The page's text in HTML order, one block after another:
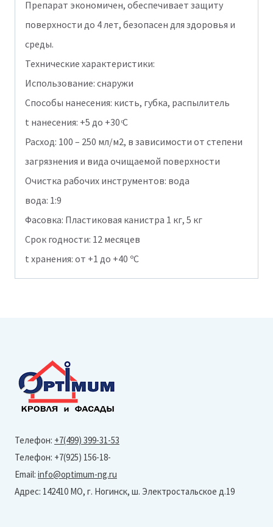
Препарат экономичен, обеспечивает защиту
поверхности до 4 лет, безопасен для здоровья и
среды.
Технические характеристики:
Использование: снаружи
Способы нанесения: кисть, губка, распылитель
t нанесения: +5 до +30 ͦС
Расход: 100 – 250 мл/м2, в зависимости от степени
загрязнения и вида очищаемой поверхности
Очистка рабочих инструментов: вода
вода: 1:9
Фасовка: Пластиковая канистра 1 кг, 5 кг
Срок годности: 12 месяцев
t хранения: от +1 до +40 ºС
Телефон: +7(499) 399-31-53
Телефон: +7(925) 156-18-
Email: info@optimum-ng.ru
Адрес: 142410 МО, г. Ногинск, ш. Электростальское д.19